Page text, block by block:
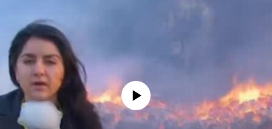
No media source currently available